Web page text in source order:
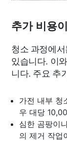
추가 비용
청소 과정에
있습니다. 이
니다. 주요 추
가전 내부 청
우 대당
심한 곰팡이
의 제거 작업